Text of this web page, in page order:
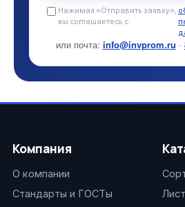
Нажимая «Отправить заявку»,
вы соглашаетесь с
или почта: info@invprom.ru ·
Компания
О компании
Стандарты и ГОСТы